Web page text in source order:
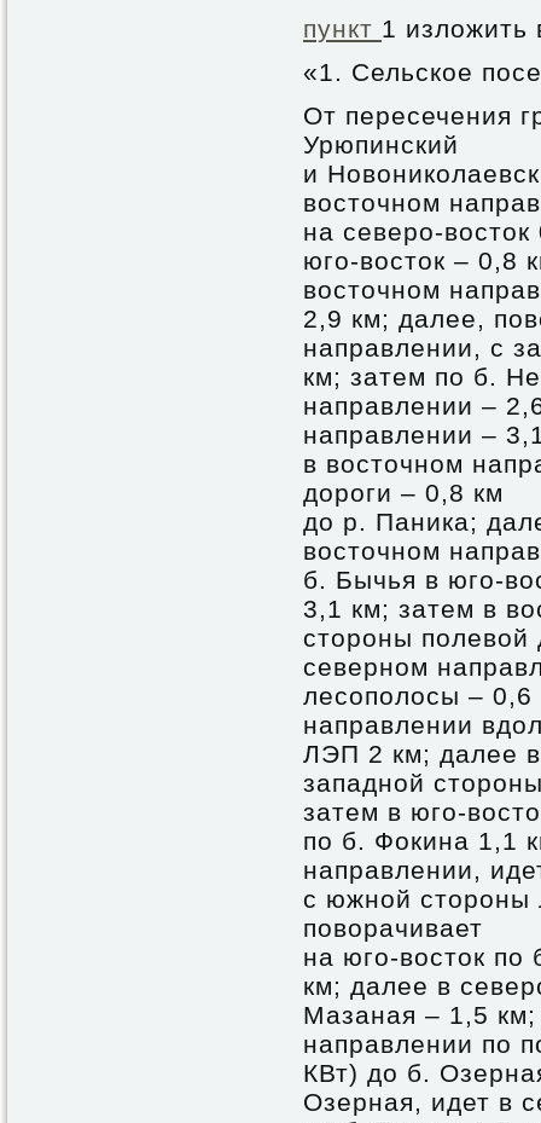
пункт 1 изложить
«1. Сельское
От пересечения
Урюпинский
и
восточном
на северо-восток
юго-восток – 0,8
восточном
2,9 км; далее,
направлении, с
км; затем по б.
направлении –
направлении –
в восточном
дороги – 0,8 км
до р. Паника;
восточном
б. Бычья в юго-
3,1 км; затем в
стороны полевой
северном
лесополосы – 0,6
направлении
ЛЭП 2 км; далее
западной
затем в юго-
по б. Фокина 1,1
направлении,
с южной стороны
поворачивает
на юго-восток по
км; далее в
Мазаная – 1,5 км;
направлении по
КВт) до б.
Озерная, идет в